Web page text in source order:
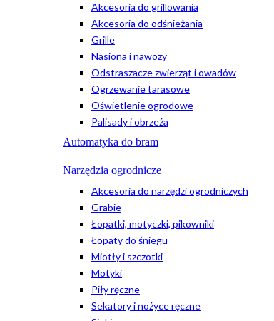
Akcesoria do grillowania
Akcesoria do odśnieżania
Grille
Nasiona i nawozy
Odstraszacze zwierząt i owadów
Ogrzewanie tarasowe
Oświetlenie ogrodowe
Palisady i obrzeża
Automatyka do bram
Narzędzia ogrodnicze
Akcesoria do narzędzi ogrodniczych
Grabie
Łopatki, motyczki, pikowniki
Łopaty do śniegu
Miotły i szczotki
Motyki
Piły ręczne
Sekatory i nożyce ręczne